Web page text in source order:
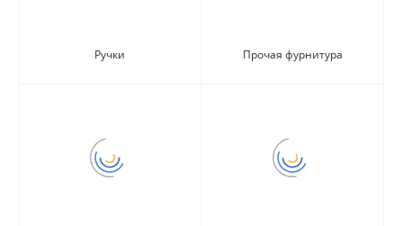
Ручки Прочая фурнитура